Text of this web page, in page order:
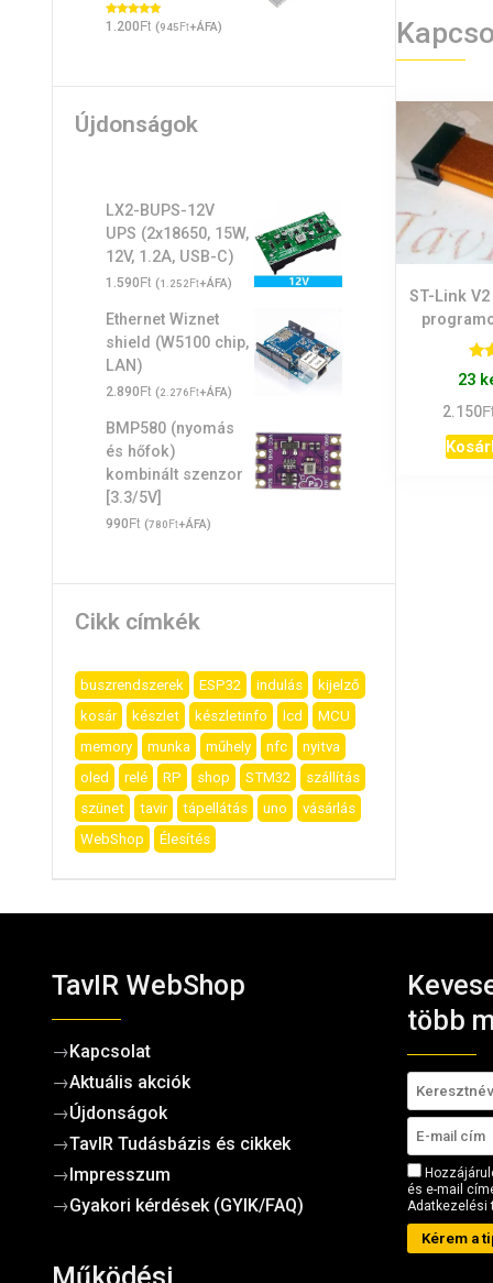
ST-Link
23
2.150
Értékelés:
5.00 / 5
1.200Ft (945Ft+ÁFA)
Újdonságok
LX2-BUPS-12V
UPS (2x18650, 15W,
12V, 1.2A, USB-C)
1.590Ft (1.252Ft+ÁFA)
Ethernet Wiznet
shield (W5100 chip,
LAN)
2.890Ft (2.276Ft+ÁFA)
BMP580 (nyomás
és hőfok)
kombinált szenzor
[3.3/5V]
990Ft (780Ft+ÁFA)
Cikk címkék
buszrendszerek ESP32 indulás
kijelző
kosár
készlet készletinfo lcd
MCU
memory
munka műhely nfc
nyitva
oled
relé RP shop STM32
szállítás
szünet
tavir tápellátás uno
vásárlás
WebShop
Élesítés
TavIR WebShop
→Kapcsolat
→Aktuális akciók
→Újdonságok
→TavIR Tudásbázis és cikkek
→Impresszum
→Gyakori kérdések (GYIK/FAQ)
több
és e-mail
Adatkezelési
Kérem a